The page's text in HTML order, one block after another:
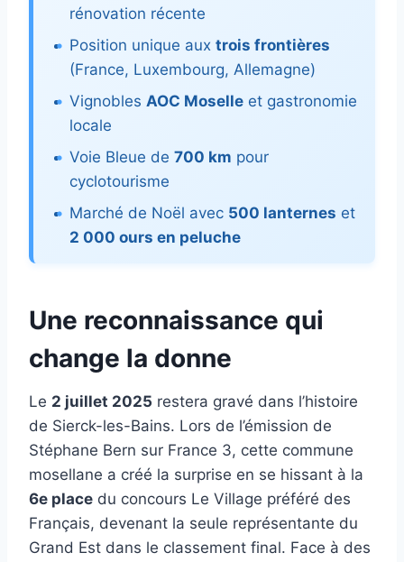
rénovation récente
Position unique aux trois frontières
(France, Luxembourg, Allemagne)
Vignobles AOC Moselle et gastronomie
locale
Voie Bleue de 700 km pour
cyclotourisme
Marché de Noël avec 500 lanternes et
2 000 ours en peluche
Une reconnaissance qui
change la donne
Le 2 juillet 2025 restera gravé dans l’histoire
de Sierck-les-Bains. Lors de l’émission de
Stéphane Bern sur France 3, cette commune
mosellane a créé la surprise en se hissant à la
6e place du concours Le Village préféré des
Français, devenant la seule représentante du
Grand Est dans le classement final. Face à des